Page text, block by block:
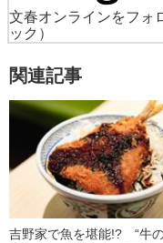
文春オンラインをフォ
ック）
関連記事
吉野家で魚を堪能!? “牛